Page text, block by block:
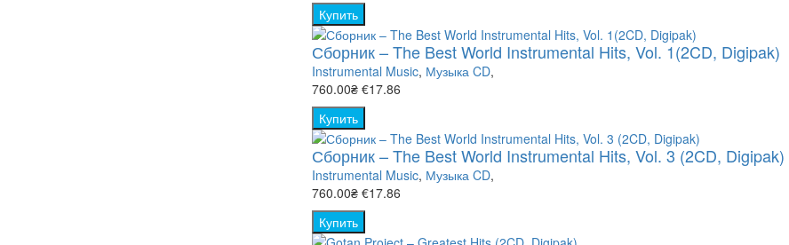
Купить
Сборник – The Best World Instrumental Hits, Vol. 1(2CD, Digipak)
Instrumental Music, Музыка CD,
760.00₴ €17.86
Купить
Сборник – The Best World Instrumental Hits, Vol. 3 (2CD, Digipak)
Instrumental Music, Музыка CD,
760.00₴ €17.86
Купить